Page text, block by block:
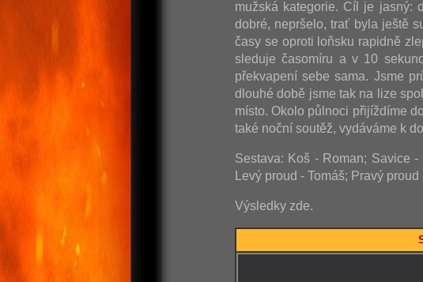
mužská kategorie. Cíl je jasný:
dobré, nepršelo, trať byla ještě
časy se oproti loňsku rapidně
sleduje časomíru a v 10
překvapení sebe sama. Jsme
dlouhé době jsme tak na lize
místo. Okolo půlnoci přijíždíme
také noční soutěž, vydáváme k
Sestava: Koš - Roman; Savice
Levý proud - Tomáš; Pravý proud
Výsledky zde.